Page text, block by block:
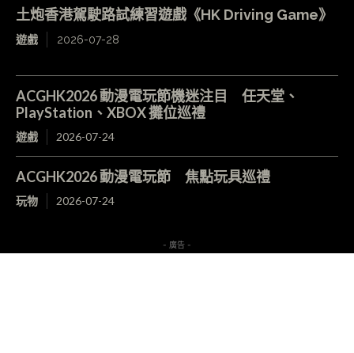
土炮香港駕駛路試練習遊戲《HK Driving Game》
遊戲 2026-07-28
ACGHK2026 動漫電玩節機迷注目 任天堂、
PlayStation、XBOX 攤位巡禮
遊戲 2026-07-24
ACGHK2026 動漫電玩節 焦點玩具巡禮
玩物 2026-07-24
- 廣告 -